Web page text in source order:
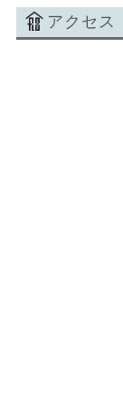
アクセス